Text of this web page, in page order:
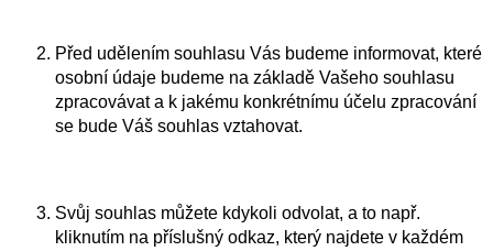
Před udělením souhlasu Vás budeme informovat, které
osobní údaje budeme na základě Vašeho souhlasu
zpracovávat a k jakému konkrétnímu účelu zpracování
se bude Váš souhlas vztahovat.
Svůj souhlas můžete kdykoli odvolat, a to např.
kliknutím na příslušný odkaz, který najdete v každém